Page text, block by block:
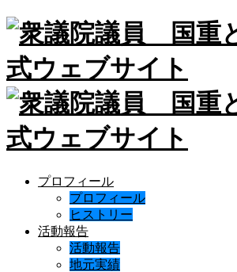
プロフィール
プロフィール
ヒストリー
活動報告
活動報告
地元実績